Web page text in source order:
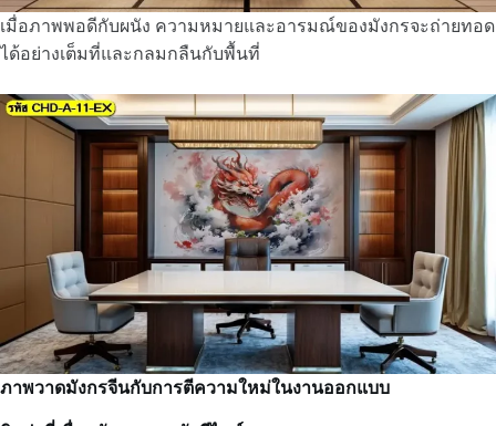
เมื่อภาพพอดีกับผนัง ความหมายและอารมณ์ของมังกรจะถ่ายทอด
ได้อย่างเต็มที่และกลมกลืนกับพื้นที่
ภาพวาดมังกรจีนกับการตีความใหม่ในงานออกแบบ